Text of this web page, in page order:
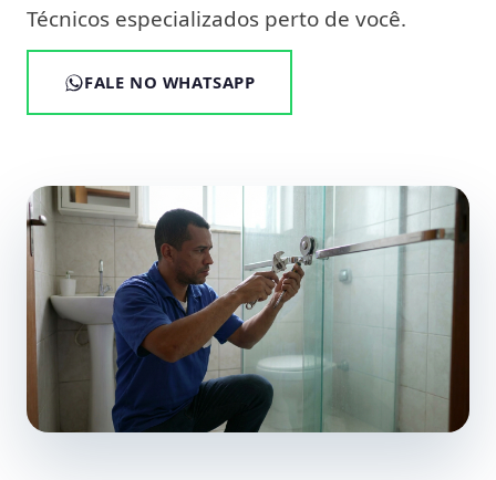
Técnicos especializados perto de você.
FALE NO WHATSAPP